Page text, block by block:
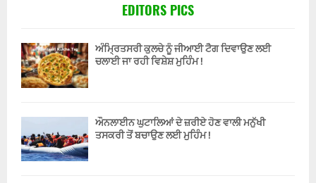
EDITORS PICS
ਅੰਮ੍ਰਿਤਸਰੀ ਕੁਲਚੇ ਨੂੰ ਜੀਆਈ ਟੈਗ ਦਿਵਾਉਣ ਲਈ
ਚਲਾਈ ਜਾ ਰਹੀ ਵਿਸ਼ੇਸ਼ ਮੁਹਿੰਮ !
ਔਨਲਾਈਨ ਘੁਟਾਲਿਆਂ ਦੇ ਜ਼ਰੀਏ ਹੋਣ ਵਾਲੀ ਮਨੁੱਖੀ
ਤਸਕਰੀ ਤੋਂ ਬਚਾਉਣ ਲਈ ਮੁਹਿੰਮ !